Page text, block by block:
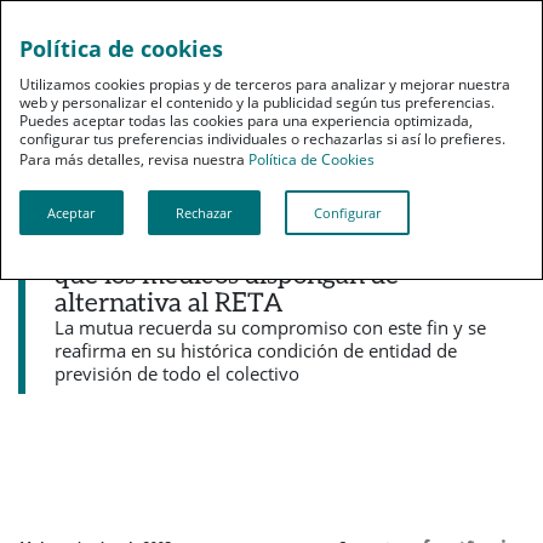
Noticias destacadas
PSN celebra la iniciativa de la OMC para
que los médicos dispongan de
alternativa al RETA
La mutua recuerda su compromiso con este fin y se
reafirma en su histórica condición de entidad de
previsión de todo el colectivo
Política de cookies
Utilizamos cookies propias y de terceros para analizar y mejorar nuestra
web y personalizar el contenido y la publicidad según tus preferencias.
Puedes aceptar todas las cookies para una experiencia optimizada,
configurar tus preferencias individuales o rechazarlas si así lo prefieres.
Para más detalles, revisa nuestra Política de Cookies
Aceptar Rechazar Configurar